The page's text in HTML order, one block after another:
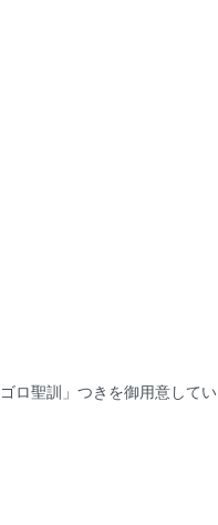
ロ聖訓」つきを御用意してい